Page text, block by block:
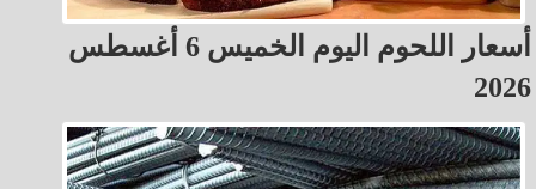
أسعار اللحوم اليوم الخميس 6 أغسطس
2026